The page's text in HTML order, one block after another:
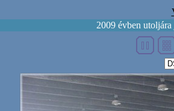
2009 évben utoljára